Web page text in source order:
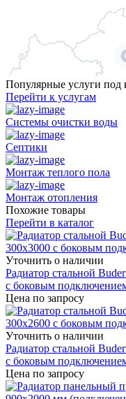
Популярные услуги под
Перейти к услугам
Системы очистки воды
Септики
Монтаж теплого пола
Монтаж отопления
Похожие товары
Перейти в каталог
Уточнить о наличии
Радиатор стальной
с боковым
Цена по запросу
Уточнить о наличии
Радиатор стальной
с боковым
Цена по запросу